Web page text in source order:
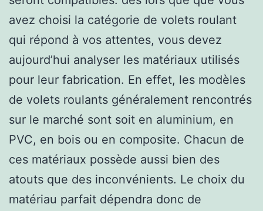
avez choisi la catégorie de volets roulant
qui répond à vos attentes, vous devez
aujourd’hui analyser les matériaux utilisés
pour leur fabrication. En effet, les modèles
de volets roulants généralement rencontrés
sur le marché sont soit en aluminium, en
PVC, en bois ou en composite. Chacun de
ces matériaux possède aussi bien des
atouts que des inconvénients. Le choix du
matériau parfait dépendra donc de